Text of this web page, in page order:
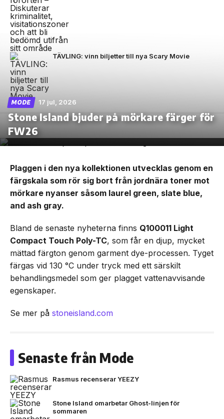
TÄVLING: vinn biljetter till nya Scary Movie
MODE 17 jul, 2026
Stone Island bjuder på mörkare färger för
FW26
Plaggen i den nya kollektionen utvecklas genom en
färgskala som rör sig bort från jordnära toner mot
mörkare nyanser såsom laurel green, slate blue,
and ash gray.
Bland de senaste nyheterna finns Q100011 Light
Compact Touch Poly-TC, som får en djup, mycket
mättad färgton genom garment dye-processen. Tyget
färgas vid 130 °C under tryck med ett särskilt
behandlingsmedel som ger plagget vattenavvisande
egenskaper.
Se mer på stoneisland.com
Senaste från Mode
Rasmus recenserar YEEZY
Stone Island omarbetar Ghost-linjen för
sommaren